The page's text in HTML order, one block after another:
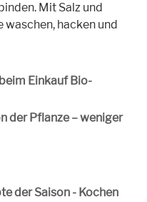
Mit Salz und
hacken und
Einkauf Bio-
der Pflanze – weniger
der Saison - Kochen